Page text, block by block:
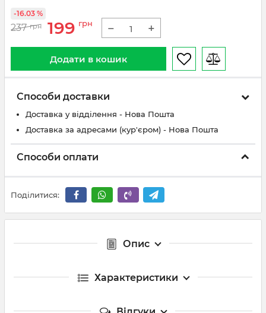
237 грн 199 грн
-16.03 %
− +
Додати в кошик
Способи доставки
Доставка у відділення - Нова Пошта
Доставка за адресами (кур'єром) - Нова Пошта
Способи оплати
Поділитися:
Опис
Характеристики